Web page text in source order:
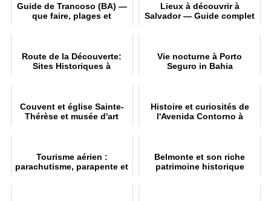
Guide de Trancoso (BA) —
que faire, plages et
Lieux à découvrir à
Salvador — Guide complet
Route de la Découverte:
Sites Historiques à
Vie nocturne à Porto
Seguro in Bahia
Couvent et église Sainte-
Thérèse et musée d'art
Histoire et curiosités de
l'Avenida Contorno à
Tourisme aérien :
parachutisme, parapente et
Belmonte et son riche
patrimoine historique